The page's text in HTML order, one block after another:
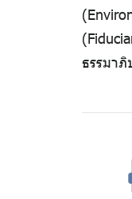
ต้าน
ทุจริต
มาตรการ
ธรรมา